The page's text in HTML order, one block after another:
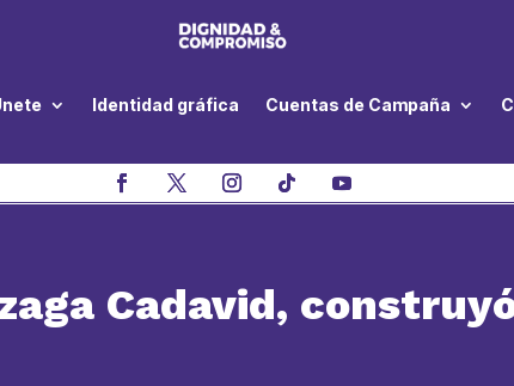
Identidad gráfica Cuentas de Campaña
Cadavid,